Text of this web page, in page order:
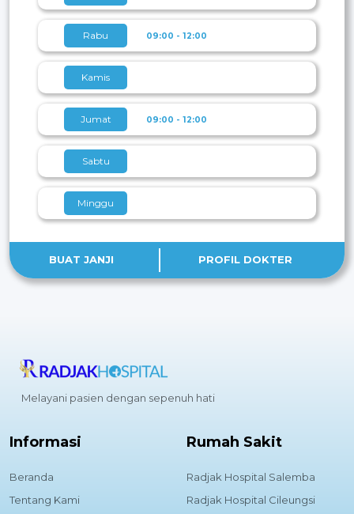
Rabu 09:00 - 12:00
Kamis
Jumat 09:00 - 12:00
Sabtu
Minggu
BUAT JANJI PROFIL DOKTER
Melayani pasien dengan sepenuh hati
Informasi
Beranda
Tentang Kami
Rumah Sakit
Radjak Hospital Salemba
Radjak Hospital Cileungsi